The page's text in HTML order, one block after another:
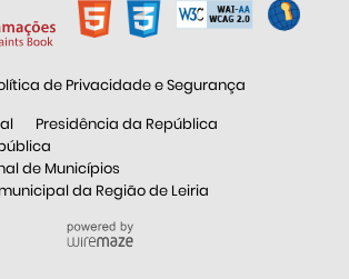
de Privacidade e Segurança
Presidência da República
de Municípios
da Região de Leiria